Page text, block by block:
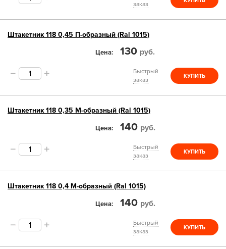
заказ
Штакетник 118 0,45 П-образный (Ral 1015)
Цена 130 руб.
Быстрый
заказ
КУПИТЬ
Штакетник 118 0,35 М-образный (Ral 1015)
Цена 140 руб.
Быстрый
заказ
КУПИТЬ
Штакетник 118 0,4 М-образный (Ral 1015)
Цена 140 руб.
Быстрый
заказ
КУПИТЬ